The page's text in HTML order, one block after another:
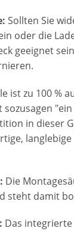
Sollten Sie
oder die
geeignet
ist zu 100 %
in dieser
Die
steht damit
Das integrierte